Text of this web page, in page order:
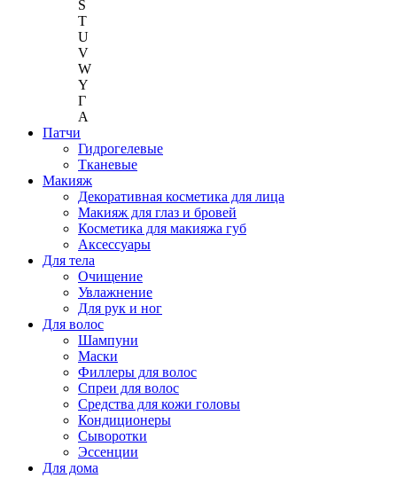
S
T
U
V
W
Y
Г
A
Патчи
Гидрогелевые
Тканевые
Макияж
Декоративная косметика для лица
Макияж для глаз и бровей
Косметика для макияжа губ
Аксессуары
Для тела
Очищение
Увлажнение
Для рук и ног
Для волос
Шампуни
Маски
Филлеры для волос
Спреи для волос
Средства для кожи головы
Кондиционеры
Сыворотки
Эссенции
Для дома